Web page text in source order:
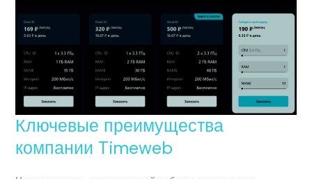
Ключевые преимущества
компании Timeweb